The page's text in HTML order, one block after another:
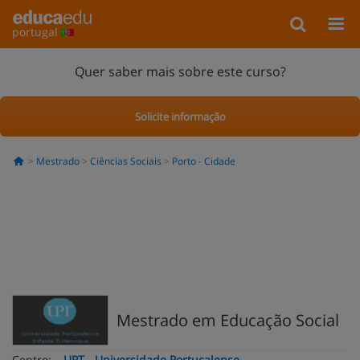
portugal
Quer saber mais sobre este curso?
Solicite informação
Mestrado Ciências Sociais Porto - Cidade
Mestrado em Educação Social